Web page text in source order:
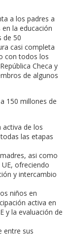
a los padres a
la educación
de 50
casi completa
con todos los
Checa y
de algunos
150 millones de
activa de los
las etapas
asi como
ofreciendo
y intercambio
niños en
activa en
y la evaluación de
entre sus